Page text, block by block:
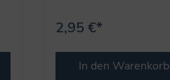
2,95 €*
In den Warenkorb